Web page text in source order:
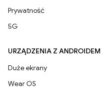
Prywatność
5G
URZĄDZENIA Z ANDROIDEM
Duże ekrany
Wear OS